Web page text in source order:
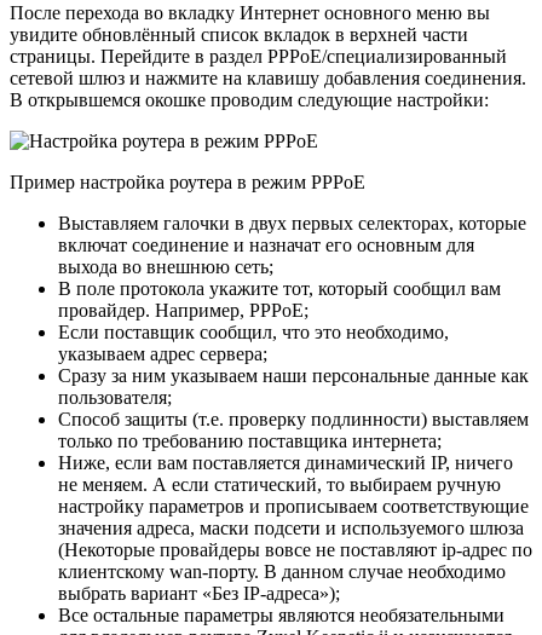
После перехода во вкладку Интернет основного меню вы
увидите обновлённый список вкладок в верхней части
страницы. Перейдите в раздел PPPoE/специализированный
сетевой шлюз и нажмите на клавишу добавления соединения.
В открывшемся окошке проводим следующие настройки:
Пример настройка роутера в режим PPPoE
Выставляем галочки в двух первых селекторах, которые
включат соединение и назначат его основным для
выхода во внешнюю сеть;
В поле протокола укажите тот, который сообщил вам
провайдер. Например, PPPoE;
Если поставщик сообщил, что это необходимо,
указываем адрес сервера;
Сразу за ним указываем наши персональные данные как
пользователя;
Способ защиты (т.е. проверку подлинности) выставляем
только по требованию поставщика интернета;
Ниже, если вам поставляется динамический IP, ничего
не меняем. А если статический, то выбираем ручную
настройку параметров и прописываем соответствующие
значения адреса, маски подсети и используемого шлюза
(Некоторые провайдеры вовсе не поставляют ip-адрес по
клиентскому wan-порту. В данном случае необходимо
выбрать вариант «Без IP-адреса»);
Все остальные параметры являются необязательными